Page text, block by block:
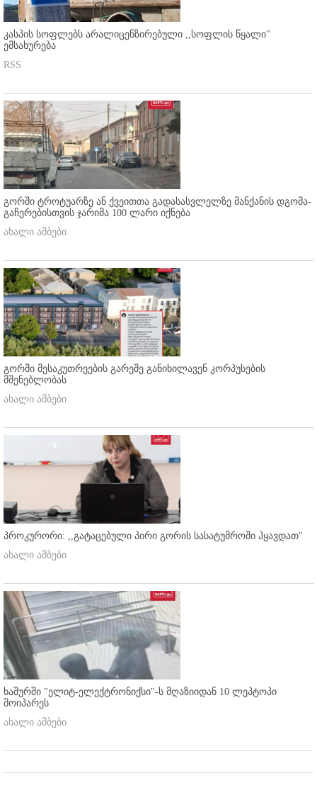
კასპის სოფლებს არალიცენზირებული ,,სოფლის წყალი"
ემსახურება
RSS
გორში ტროტუარზე ან ქვეითთა გადასასვლელზე მანქანის დგომა-
გაჩერებისთვის ჯარიმა 100 ლარი იქნება
ახალი ამბები
გორში მესაკუთრეების გარეშე განიხილავენ კორპუსების
მშენებლობას
ახალი ამბები
პროკურორი: ,,გატაცებული პირი გორის სასატუმროში ჰყავდათ''
ახალი ამბები
ხაშურში "ელიტ-ელექტრონიქსი"-ს მღაზიიდან 10 ლეპტოპი
მოიპარეს
ახალი ამბები